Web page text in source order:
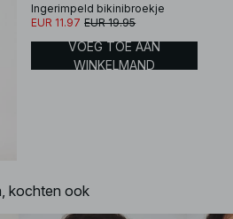
Ingerimpeld bikinibroekje
EUR 11.97 EUR 19.95
VOEG TOE AAN
WINKELMAND
kochten ook